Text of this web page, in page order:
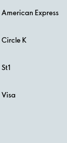
American Express
Circle K
St1
Visa